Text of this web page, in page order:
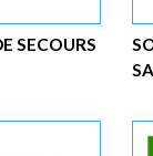
SECOURS